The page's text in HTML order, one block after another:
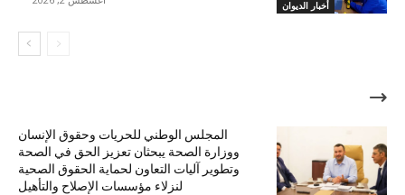
أخبار الديوان
الأكثر شهرة
المجلس الوطني للحريات وحقوق الإنسان
ووزارة الصحة يبحثان تعزيز الحق في الصحة
وتطوير آليات التعاون لحماية الحقوق الصحية
لنزلاء مؤسسات الإصلاح والتأهيل